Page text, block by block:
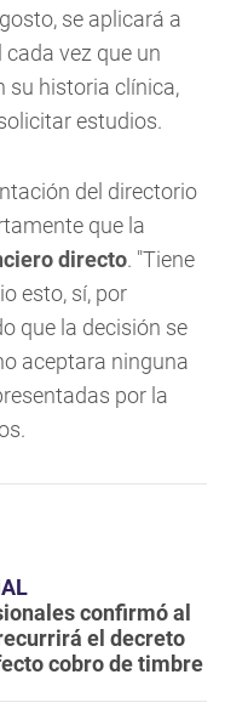
se aplicará a
vez que un
su historia clínica,
estudios.
del directorio
que la
directo. "Tiene
esto, sí, por
que la decisión se
aceptara ninguna
por la
confirmó al
el decreto
cobro de timbre